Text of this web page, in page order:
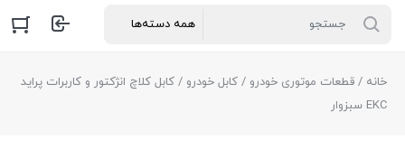
خانه / قطعات موتوری خودرو / کابل خودرو / کابل کلاچ انژکتور و کاربرات پراید
EKC سبزوار